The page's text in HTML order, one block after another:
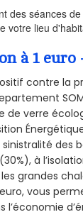
des séances
votre lieu
à 1 euro
contre la
verre
des
à
grandes
euro, vous
l’économie